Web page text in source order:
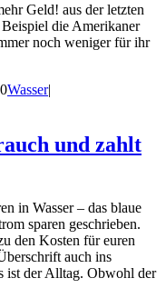
Geld! aus der letzten
die Amerikaner
noch weniger für ihr
Wasser|
und zahlt
in Wasser – das blaue
sparen geschrieben.
den Kosten für euren
auch ins
ist der Alltag. Obwohl der